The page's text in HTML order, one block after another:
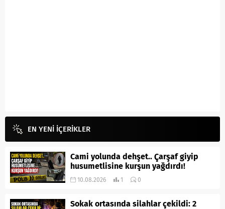
EN YENİ İÇERİKLER
Cami yolunda dehşet.. Çarşaf giyip
husumetlisine kurşun yağdırdı!
10.08.2026 1 0
Sokak ortasında silahlar çekildi: 2